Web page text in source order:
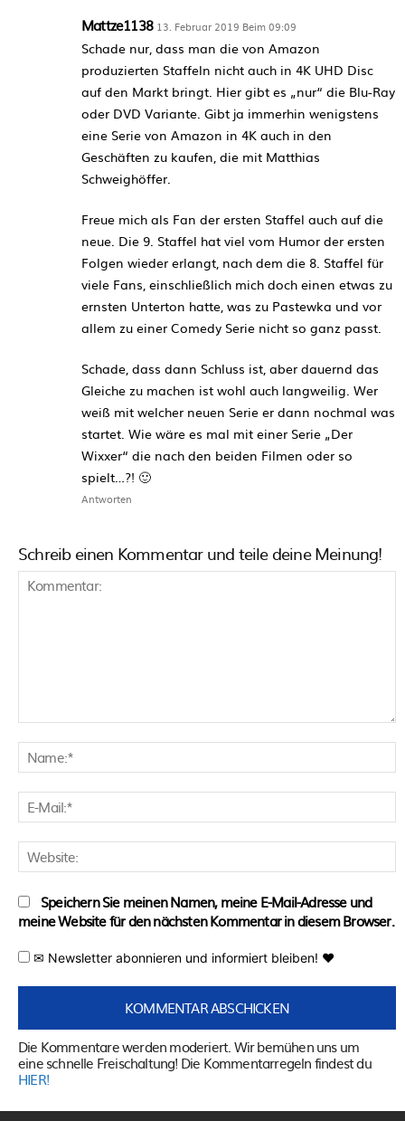
Mattze1138 13. Februar 2019 Beim 09:09
Schade nur, dass man die von Amazon
produzierten Staffeln nicht auch in 4K UHD Disc
auf den Markt bringt. Hier gibt es „nur“ die Blu-Ray
oder DVD Variante. Gibt ja immerhin wenigstens
eine Serie von Amazon in 4K auch in den
Geschäften zu kaufen, die mit Matthias
Schweighöffer.
Freue mich als Fan der ersten Staffel auch auf die
neue. Die 9. Staffel hat viel vom Humor der ersten
Folgen wieder erlangt, nach dem die 8. Staffel für
viele Fans, einschließlich mich doch einen etwas zu
ernsten Unterton hatte, was zu Pastewka und vor
allem zu einer Comedy Serie nicht so ganz passt.
Schade, dass dann Schluss ist, aber dauernd das
Gleiche zu machen ist wohl auch langweilig. Wer
weiß mit welcher neuen Serie er dann nochmal was
startet. Wie wäre es mal mit einer Serie „Der
Wixxer“ die nach den beiden Filmen oder so
spielt…?! 🙂
Antworten
Schreib einen Kommentar und teile deine Meinung!
Speichern Sie meinen Namen, meine E-Mail-Adresse und
meine Website für den nächsten Kommentar in diesem Browser.
✉ Newsletter abonnieren und informiert bleiben! ♥
Die Kommentare werden moderiert. Wir bemühen uns um
eine schnelle Freischaltung! Die Kommentarregeln findest du
HIER!